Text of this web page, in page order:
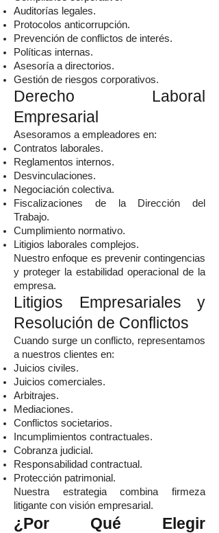
Auditorías legales.
Protocolos anticorrupción.
Prevención de conflictos de interés.
Políticas internas.
Asesoría a directorios.
Gestión de riesgos corporativos.
Derecho Laboral
Empresarial
Asesoramos a empleadores en:
Contratos laborales.
Reglamentos internos.
Desvinculaciones.
Negociación colectiva.
Fiscalizaciones de la Dirección del
Trabajo.
Cumplimiento normativo.
Litigios laborales complejos.
Nuestro enfoque es prevenir contingencias
y proteger la estabilidad operacional de la
empresa.
Litigios Empresariales y
Resolución de Conflictos
Cuando surge un conflicto, representamos
a nuestros clientes en:
Juicios civiles.
Juicios comerciales.
Arbitrajes.
Mediaciones.
Conflictos societarios.
Incumplimientos contractuales.
Cobranza judicial.
Responsabilidad contractual.
Protección patrimonial.
Nuestra estrategia combina firmeza
litigante con visión empresarial.
¿Por Qué Elegir